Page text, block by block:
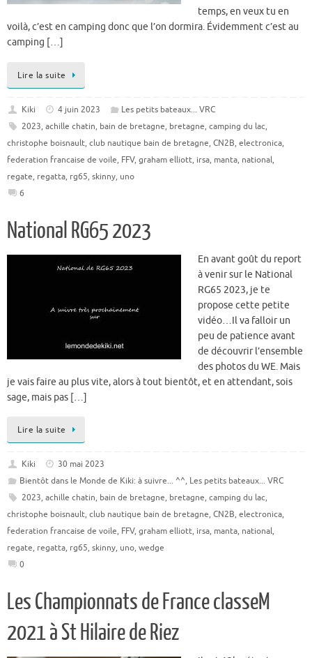
temps, en veux tu en
voilà, c’est en camping donc que l’on dormira. Évidemment c’est au
camping […]
Lire la suite
Kiki 4 juin 2023
Les petits bateaux... VRC
2023, achille chatin, bain de bretagne, bretagne, camping du lac,
christophe boisnault, club nautique bain de bretagne, CN2B, electronica,
federation francaise de voile, FFV, graham elliott, irsa, manta, national,
regate, regatta, rg65, skinny, uno
6
National RG65 2023
En avant goût du report
à venir sur le National
RG65 2023, je te
propose cette petite
vidéo…Il va falloir un
peu de patience avant
de découvrir l’ensemble
des photos du WE. Mais
je vais faire au plus vite, alors à tout bientôt, et en attendant, sois
sage, mais pas […]
Lire la suite
Kiki
30 mai 2023
Bientôt dans le Monde de Kiki: à suivre... ^^, Les petits bateaux... VRC
2023, achille chatin, bain de bretagne, bretagne, camping du lac,
christophe boisnault, club nautique bain de bretagne, CN2B, electronica,
federation francaise de voile, FFV, graham elliott, irsa, manta, national,
regate, regatta, rg65, skinny, uno, wedge
0
Les Championnats de France classeM
2021 à St Hilaire de Riez